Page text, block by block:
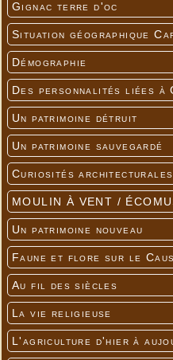
Gignac terre d'oc
Situation géographique
Démographie
Des personnalités liées à
Un patrimoine détruit
Un patrimoine sauvegardé
Curiosités architecturales
MOULIN À VENT /
Un patrimoine nouveau
Faune et flore sur le
Au fil des siècles
La vie religieuse
L'agriculture d'hier à